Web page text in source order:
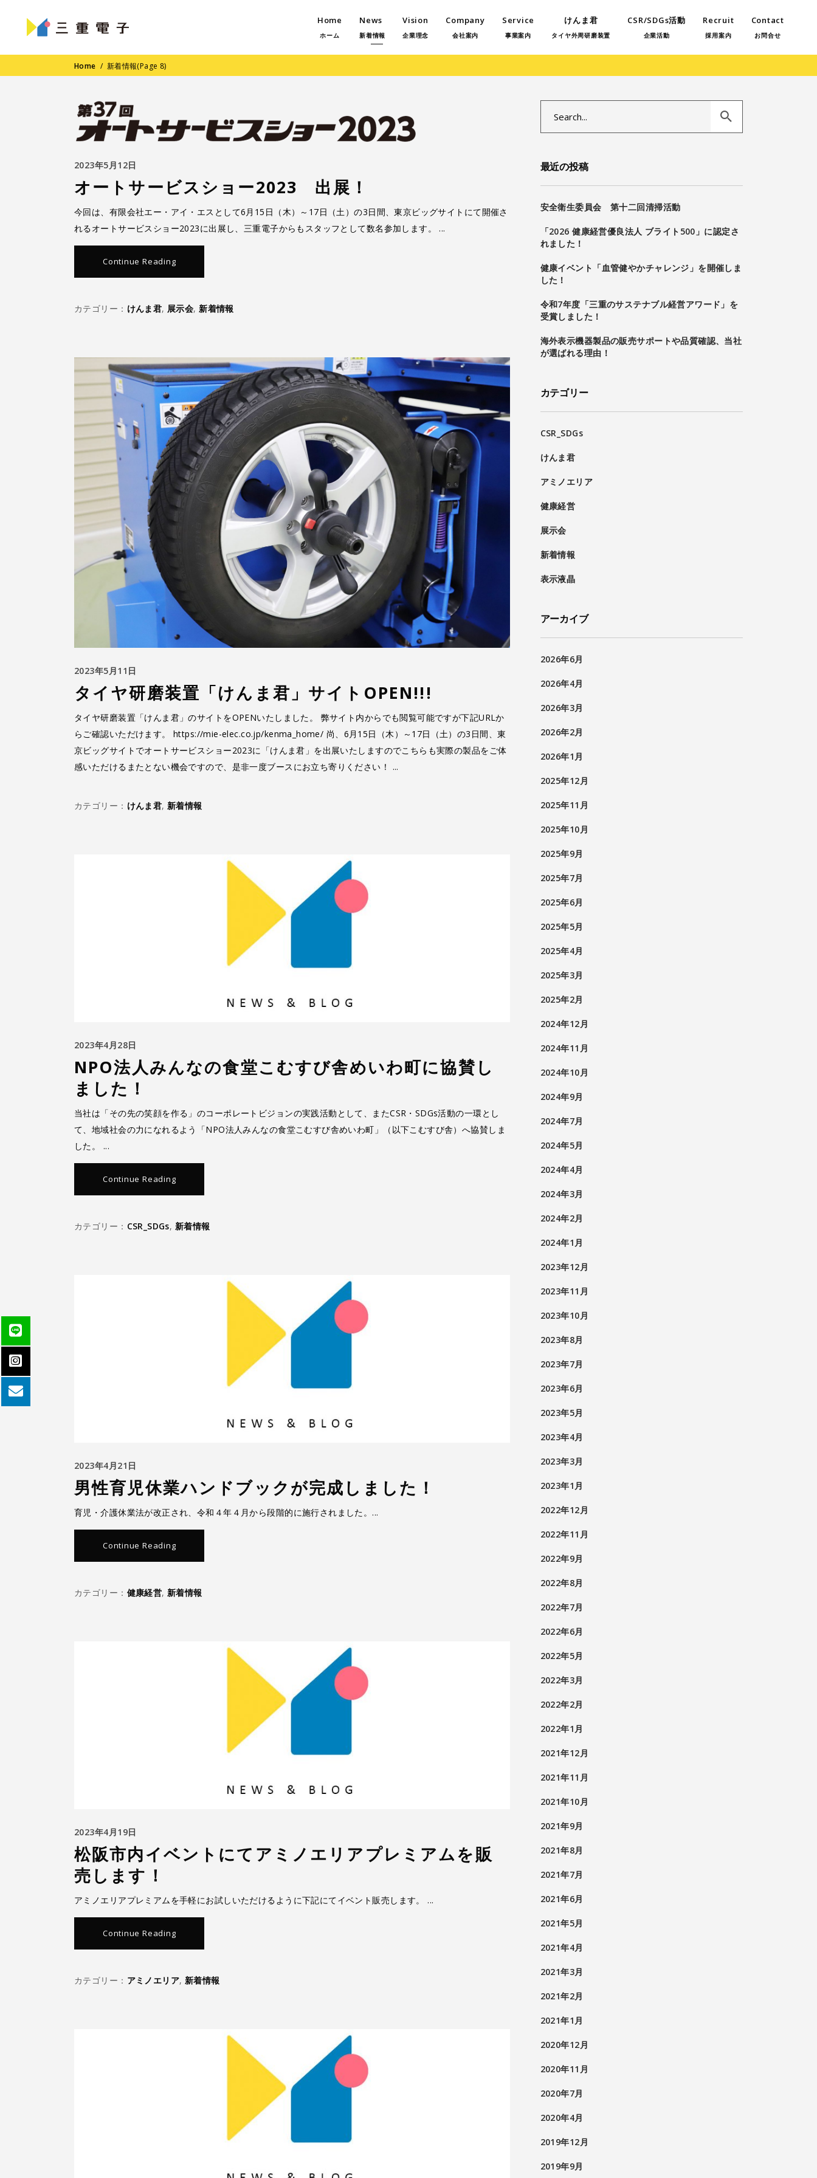
Home
ホーム
News
新着情報
Vision
企業理念
Company
会社案内
Service
事業案内
けんま君
タイヤ外周研磨装置
CSR/SDGs活動
企業活動
Recruit
採用案内
Contact
お問合せ
Home / 新着情報(Page 8)
2023年5月12日
オートサービスショー2023 出展！
今回は、有限会社エー・アイ・エスとして6月15日（木）～17日（土）の3日間、東京ビッグサイトにて開催さ
れるオートサービスショー2023に出展し、三重電子からもスタッフとして数名参加します。
Continue Reading
カテゴリー： けんま君, 展示会,新着情報
2023年5月11日
タイヤ研磨装置「けんま君」サイトOPEN!!!
タイヤ研磨装置「けんま君」のサイトをOPENいたしました。 弊サイト内からでも閲覧可能ですが下記URLか
らご確認いただけます。 https://mie-elec.co.jp/kenma_home/ 尚、6月15日（木）～17日（土）の3日間、東
京ビッグサイトでオートサービスショー2023に「けんま君」を出展いたしますのでこちらも実際の製品をご体
感いただけるまたとない機会ですので、是非一度ブースにお立ち寄りください！
カテゴリー： けんま君,新着情報
2023年4月28日
NPO法人みんなの食堂こむすび舎めいわ町に協賛し
ました！
当社は「その先の笑顔を作る」のコーポレートビジョンの実践活動として、またCSR・SDGs活動の一環とし
て、地域社会の力になれるよう「NPO法人みんなの食堂こむすび舎めいわ町」（以下こむすび舎）へ協賛しま
した。
Continue Reading
カテゴリー： CSR_SDGs, 新着情報
2023年4月21日
男性育児休業ハンドブックが完成しました！
育児・介護休業法が改正され、令和４年４月から段階的に施行されました。
Continue Reading
カテゴリー： 健康経営,新着情報
2023年4月19日
松阪市内イベントにてアミノエリアプレミアムを販
売します！
アミノエリアプレミアムを手軽にお試しいただけるように下記にてイベント販売します。
Continue Reading
カテゴリー： アミノエリア, 新着情報
最近の投稿
安全衛生委員会 第十二回清掃活動
「2026 健康経営優良法人 ブライト500」に認定さ
れました！
健康イベント「血管健やかチャレンジ」を開催しま
した！
令和7年度「三重のサステナブル経営アワード」を
受賞しました！
海外表示機器製品の販売サポートや品質確認、当社
が選ばれる理由！
カテゴリー
CSR_SDGs
けんま君
アミノエリア
健康経営
展示会
新着情報
表示液晶
アーカイブ
2026年6月
2026年4月
2026年3月
2026年2月
2026年1月
2025年12月
2025年11月
2025年10月
2025年9月
2025年7月
2025年6月
2025年5月
2025年4月
2025年3月
2025年2月
2024年12月
2024年11月
2024年10月
2024年9月
2024年7月
2024年5月
2024年4月
2024年3月
2024年2月
2024年1月
2023年12月
2023年11月
2023年10月
2023年8月
2023年7月
2023年6月
2023年5月
2023年4月
2023年3月
2023年1月
2022年12月
2022年11月
2022年9月
2022年8月
2022年7月
2022年6月
2022年5月
2022年3月
2022年2月
2022年1月
2021年12月
2021年11月
2021年10月
2021年9月
2021年8月
2021年7月
2021年6月
2021年5月
2021年4月
2021年3月
2021年2月
2021年1月
2020年12月
2020年11月
2020年7月
2020年4月
2019年12月
2019年9月